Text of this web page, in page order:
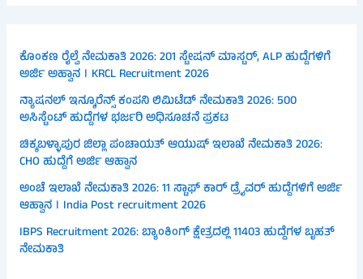
ಕೊಂಕಣ ರೈಲ್ವೆ ನೇಮಕಾತಿ 2026: 201 ಸ್ಟೇಷನ್ ಮಾಸ್ಟರ್, ALP ಹುದ್ದೆಗಳಿಗೆ
ಅರ್ಜಿ ಅಹ್ವಾನ । KRCL Recruitment 2026
ನ್ಯಾಷನಲ್ ಇನ್ಶೂರೆನ್ಸ್ ಕಂಪನಿ ಲಿಮಿಟೆಡ್ ನೇಮಕಾತಿ 2026: 500
ಅಸಿಸ್ಟೆಂಟ್ ಹುದ್ದೆಗಳ ಭರ್ಜರಿ ಅಧಿಸೂಚನೆ ಪ್ರಕಟ
ಚಿಕ್ಕಬಳ್ಳಾಪುರ ಜಿಲ್ಲಾ ಪಂಚಾಯತ್ ಆಯುಷ್ ಇಲಾಖೆ ನೇಮಕಾತಿ 2026:
CHO ಹುದ್ದೆಗೆ ಅರ್ಜಿ ಆಹ್ವಾನ
ಅಂಚೆ ಇಲಾಖೆ ನೇಮಕಾತಿ 2026: 11 ಸ್ಟಾಫ್ ಕಾರ್ ಡ್ರೈವರ್ ಹುದ್ದೆಗಳಿಗೆ ಅರ್ಜಿ
ಆಹ್ವಾನ । India Post recruitment 2026
IBPS Recruitment 2026: ಬ್ಯಾಂಕಿಂಗ್ ಕ್ಷೇತ್ರದಲ್ಲಿ 11403 ಹುದ್ದೆಗಳ ಬೃಹತ್
ನೇಮಕಾತಿ